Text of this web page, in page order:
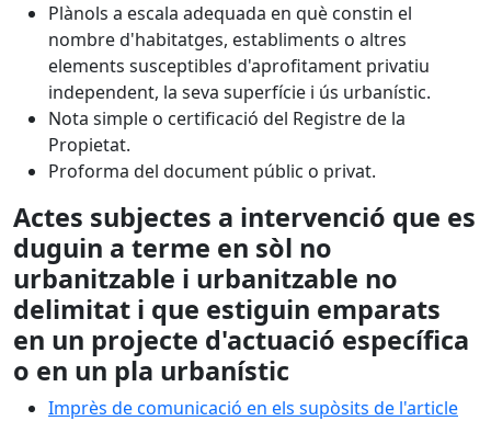
Plànols a escala adequada en què constin el
nombre d'habitatges, establiments o altres
elements susceptibles d'aprofitament privatiu
independent, la seva superfície i ús urbanístic.
Nota simple o certificació del Registre de la
Propietat.
Proforma del document públic o privat.
Actes subjectes a intervenció que es
duguin a terme en sòl no
urbanitzable i urbanitzable no
delimitat i que estiguin emparats
en un projecte d'actuació específica
o en un pla urbanístic
Imprès de comunicació en els supòsits de l'article